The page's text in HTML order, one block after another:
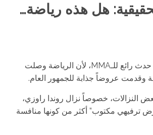
هل هذه رياضة…
هناك من يرى أن ما حدث رائع للـMMA، لأن الرياضة وصلت
وقدمت عروضاً جذابة للجمهور العام.
النزالات، خصوصاً نزال روندا راوزي،
ترفيهي مكتوب” أكثر من كونها منافسة